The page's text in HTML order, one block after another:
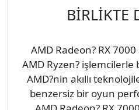
BİRLİKTE
AMD Radeon? RX 7000
AMD Ryzen? işlemcilerle
AMD?nin akıllı
benzersiz bir oyun